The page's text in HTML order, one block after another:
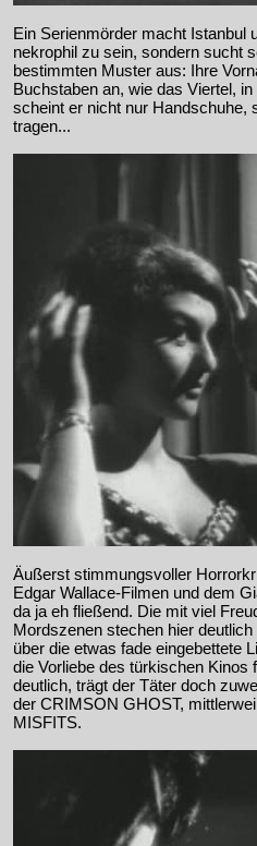
Ein Serienmörder macht Istanbul
nekrophil zu sein, sondern sucht
bestimmten Muster aus: Ihre
Buchstaben an, wie das Viertel,
scheint er nicht nur Handschuhe,
tragen...
Äußerst stimmungsvoller
Edgar Wallace-Filmen und dem
da ja eh fließend. Die mit viel
Mordszenen stechen hier
über die etwas fade eingebettete
die Vorliebe des türkischen Kinos
deutlich, trägt der Täter doch
der CRIMSON GHOST,
MISFITS.